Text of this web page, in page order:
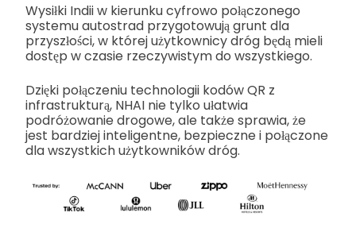
Wysiłki Indii w kierunku cyfrowo połączonego
systemu autostrad przygotowują grunt dla
przyszłości, w której użytkownicy dróg będą mieli
dostęp w czasie rzeczywistym do wszystkiego.
Dzięki połączeniu technologii kodów QR z
infrastrukturą, NHAI nie tylko ułatwia
podróżowanie drogowe, ale także sprawia, że
jest bardziej inteligentne, bezpieczne i połączone
dla wszystkich użytkowników dróg.